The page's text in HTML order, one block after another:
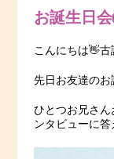
お誕生日
こんにちは👋古
先日お友達の
ひとつお兄さん
ンタビューに